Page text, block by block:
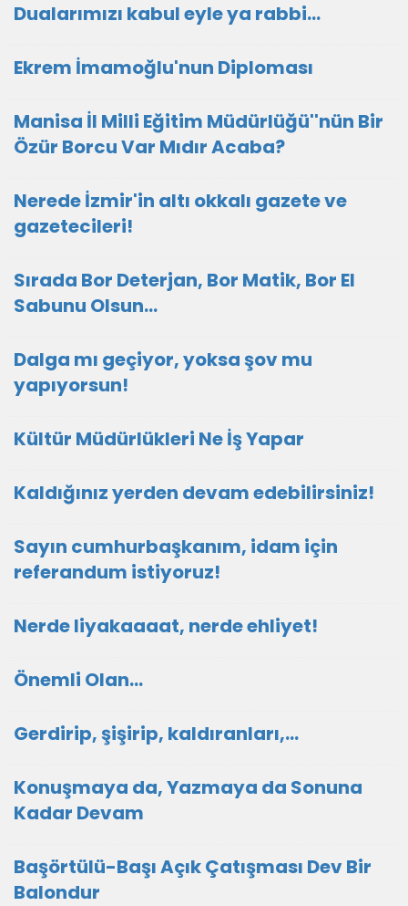
Dualarımızı kabul eyle ya rabbi...
Ekrem İmamoğlu'nun Diploması
Manisa İl Milli Eğitim Müdürlüğü''nün Bir
Özür Borcu Var Mıdır Acaba?
Nerede İzmir'in altı okkalı gazete ve
gazetecileri!
Sırada Bor Deterjan, Bor Matik, Bor El
Sabunu Olsun…
Dalga mı geçiyor, yoksa şov mu
yapıyorsun!
Kültür Müdürlükleri Ne İş Yapar
Kaldığınız yerden devam edebilirsiniz!
Sayın cumhurbaşkanım, idam için
referandum istiyoruz!
Nerde liyakaaaat, nerde ehliyet!
Önemli Olan…
Gerdirip, şişirip, kaldıranları,...
Konuşmaya da, Yazmaya da Sonuna
Kadar Devam
Başörtülü-Başı Açık Çatışması Dev Bir
Balondur